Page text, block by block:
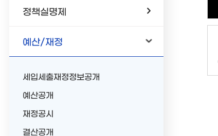
정책실명제
예산/재정
세입세출재정정보공개
예산공개
재정공시
결산공개